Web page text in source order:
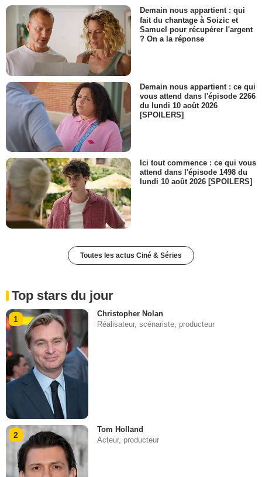
Demain nous appartient : qui
fait du chantage à Soizic et
Samuel pour récupérer l'argent
? On a la réponse
Demain nous appartient : ce qui
vous attend dans l'épisode 2266
du lundi 10 août 2026
[SPOILERS]
Ici tout commence : ce qui vous
attend dans l'épisode 1498 du
lundi 10 août 2026 [SPOILERS]
Toutes les actus Ciné & Séries
Top stars du jour
1
Christopher Nolan
Réalisateur, scénariste, producteur
2
Tom Holland
Acteur, producteur